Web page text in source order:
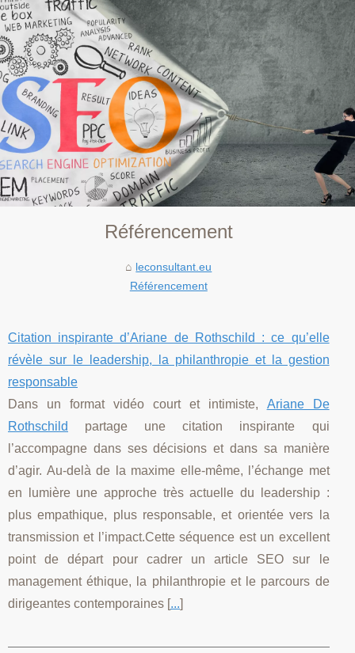
Référencement
leconsultant.eu
Référencement
Citation inspirante d’Ariane de Rothschild : ce qu’elle
révèle sur le leadership, la philanthropie et la gestion
responsable
Dans un format vidéo court et intimiste, Ariane De
Rothschild
partage une citation inspirante qui
l’accompagne dans ses décisions et dans sa manière
d’agir. Au-delà de la maxime elle-même, l’échange met
en lumière une approche très actuelle du leadership :
plus empathique, plus responsable, et orientée vers la
transmission et l’impact.Cette séquence est un excellent
point de départ pour cadrer un article SEO sur le
management éthique, la philanthropie et le parcours de
dirigeantes contemporaines [...]